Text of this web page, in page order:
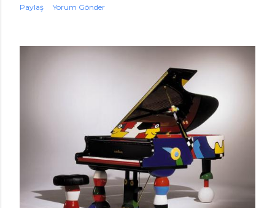
Paylaş Yorum Gönder